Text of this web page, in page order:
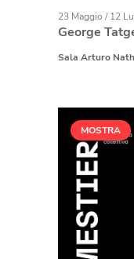
George
23 Maggio /12
Sala Arturo
MOSTRA